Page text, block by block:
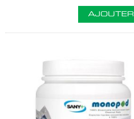
AJOUTER